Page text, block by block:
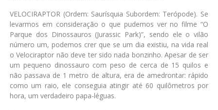
VELOCIRAPTOR (Ordem: Saurísquia Subordem: Terópode). Se
levarmos em consideração o que pudemos ver no filme “O
Parque dos Dinossauros (Jurassic Park)”, sendo ele o vilão
número um, podemos crer que se um dia existiu, na vida real
o Velociraptor não deve ter sido nada bonzinho. Apesar de ser
um pequeno dinossauro com peso de cerca de 15 quilos e
não passava de 1 metro de altura, era de amedrontar: rápido
como um raio, ele conseguia atingir até 60 quilômetros por
hora, um verdadeiro papa-léguas.